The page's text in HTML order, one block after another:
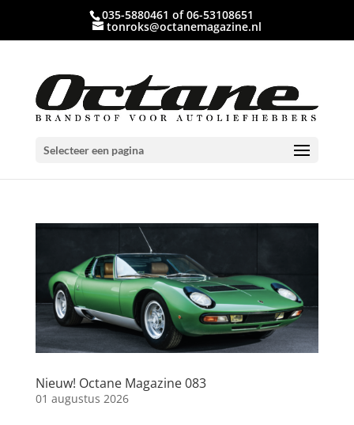
035-5880461 of 06-53108651
tonroks@octanemagazine.nl
Selecteer een pagina
Nieuw! Octane Magazine 083
01 augustus 2026